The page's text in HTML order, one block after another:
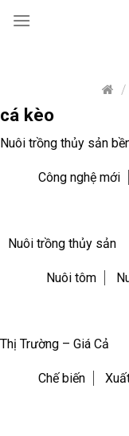
/
cá kèo
Nuôi trồng thủy sản
Công nghệ mới
Nuôi trồng thủy sản
Nuôi tôm
Thị Trường – Giá Cả
Chế biến